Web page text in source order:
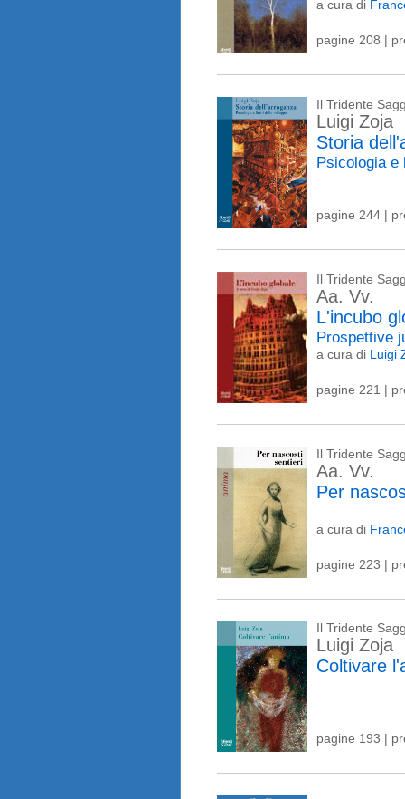
a cura di
pagine 208 |
Il Tridente
Luigi Zoja
Storia
Psicologia
pagine 244 |
Il Tridente
Aa. Vv.
L'incubo
Prospettive
a cura di Luigi
pagine 221 |
Il Tridente
Aa. Vv.
Per
a cura di
pagine 223 |
Il Tridente
Luigi Zoja
Coltivare
pagine 193 |